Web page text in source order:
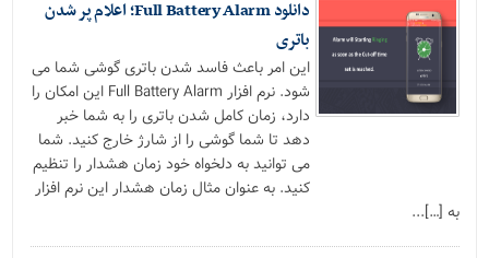
دانلود Full Battery Alarm؛ اعلام پر شدن
باتری
این امر باعث فاسد شدن باتری گوشی شما می
شود. نرم افزار Full Battery Alarm این امکان را
دارد، زمان کامل شدن باتری را به شما خبر
دهد تا شما گوشی را از شارژ خارج کنید. شما
می توانید به دلخواه خود زمان هشدار را تنظیم
کنید. به عنوان مثال زمان هشدار این نرم افزار
به […]...